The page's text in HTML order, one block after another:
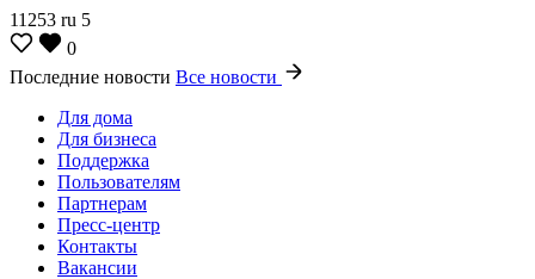
11253 ru 5
0
Последние новости Все новости
Для дома
Для бизнеса
Поддержка
Пользователям
Партнерам
Пресс-центр
Контакты
Вакансии